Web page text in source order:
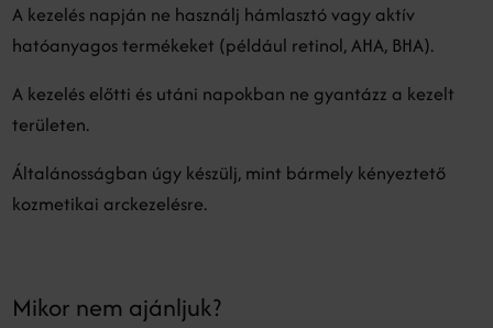
A kezelés napján ne használj hámlasztó vagy aktív
hatóanyagos termékeket (például retinol, AHA, BHA).
A kezelés előtti és utáni napokban ne gyantázz a kezelt
területen.
Általánosságban úgy készülj, mint bármely kényeztető
kozmetikai arckezelésre.
Mikor nem ajánljuk?